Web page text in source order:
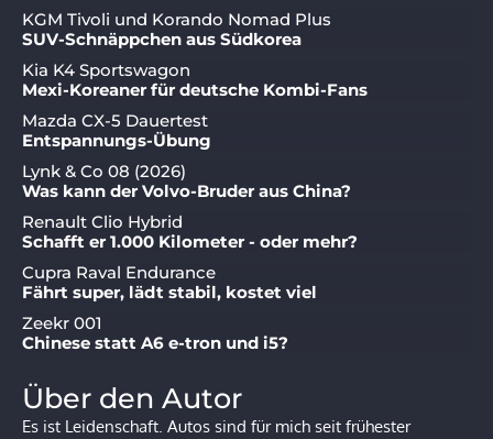
KGM Tivoli und Korando Nomad Plus
SUV-Schnäppchen aus Südkorea
Kia K4 Sportswagon
Mexi-Koreaner für deutsche Kombi-Fans
Mazda CX-5 Dauertest
Entspannungs-Übung
Lynk & Co 08 (2026)
Was kann der Volvo-Bruder aus China?
Renault Clio Hybrid
Schafft er 1.000 Kilometer - oder mehr?
Cupra Raval Endurance
Fährt super, lädt stabil, kostet viel
Zeekr 001
Chinese statt A6 e-tron und i5?
Über den Autor
Es ist Leidenschaft. Autos sind für mich seit frühester